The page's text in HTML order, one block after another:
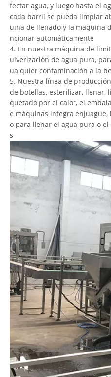
fectar agua, y luego hasta el
cada barril se pueda limpiar
uina de llenado y la máquina
ncionar automáticamente
4. En nuestra máquina de
ulverización de agua pura,
ualquier contaminación a la
5. Nuestra línea de
de botellas, esterilizar, llenar,
quetado por el calor, el
e máquinas integra
o para llenar el agua pura o
s